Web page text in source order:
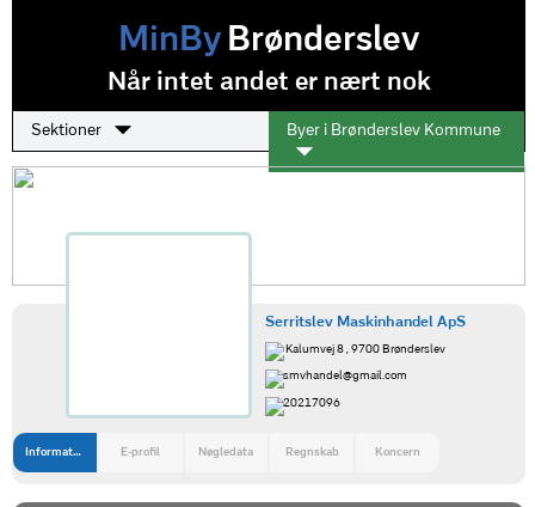
MinByBrønderslev
Når intet andet er nært nok
Sektioner Byer i Brønderslev Kommune
Serritslev Maskinhandel ApS
Kalumvej 8 , 9700 Brønderslev
smvhandel@gmail.com
20217096
Information E-profil Nøgledata Regnskab Koncern